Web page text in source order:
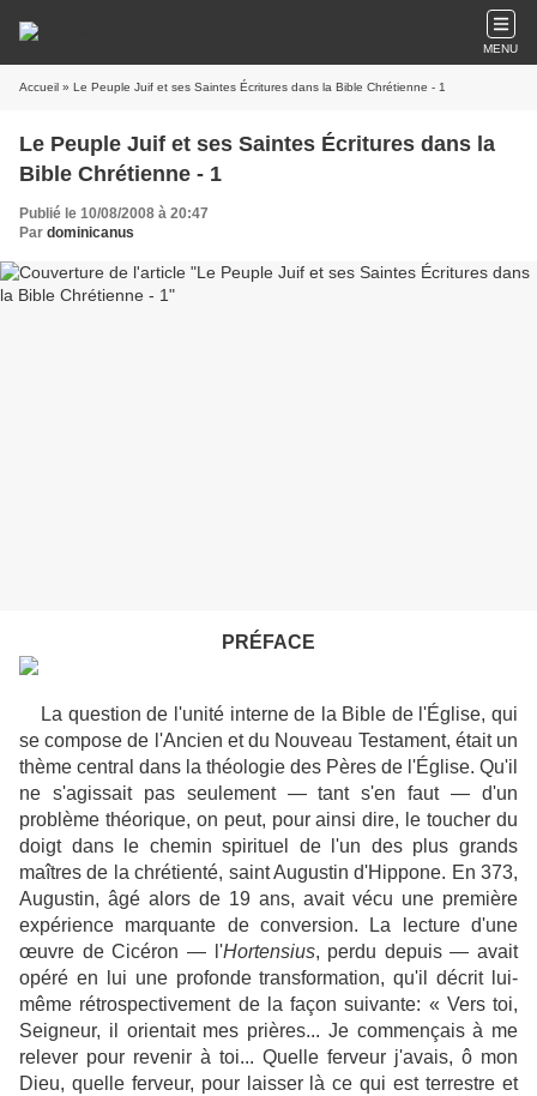
MENU
Accueil » Le Peuple Juif et ses Saintes Écritures dans la Bible Chrétienne - 1
Le Peuple Juif et ses Saintes Écritures dans la
Bible Chrétienne - 1
Publié le 10/08/2008 à 20:47
Par dominicanus
PRÉFACE
La question de l'unité interne de la Bible de l'Église, qui
se compose de l'Ancien et du Nouveau Testament, était un
thème central dans la théologie des Pères de l'Église. Qu'il
ne s'agissait pas seulement — tant s'en faut — d'un
problème théorique, on peut, pour ainsi dire, le toucher du
doigt dans le chemin spirituel de l'un des plus grands
maîtres de la chrétienté, saint Augustin d'Hippone. En 373,
Augustin, âgé alors de 19 ans, avait vécu une première
expérience marquante de conversion. La lecture d'une
œuvre de Cicéron — l'Hortensius, perdu depuis — avait
opéré en lui une profonde transformation, qu'il décrit lui-
même rétrospectivement de la façon suivante: « Vers toi,
Seigneur, il orientait mes prières... Je commençais à me
relever pour revenir à toi... Quelle ferveur j'avais, ô mon
Dieu, quelle ferveur, pour laisser là ce qui est terrestre et